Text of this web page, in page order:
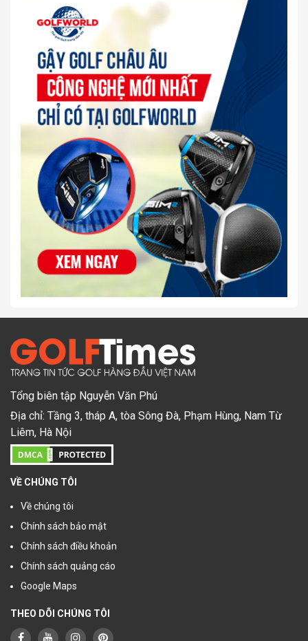
Tổng biên tập Nguyễn Văn Phú
Địa chỉ: Tầng 3, tháp A, tòa Sông Đà, Phạm Hùng, Nam Từ
Liêm, Hà Nội
VỀ CHÚNG TÔI
Về chúng tôi
Chính sách bảo mật
Chính sách điều khoản
Chính sách quảng cáo
Google Maps
THEO DÕI CHÚNG TÔI